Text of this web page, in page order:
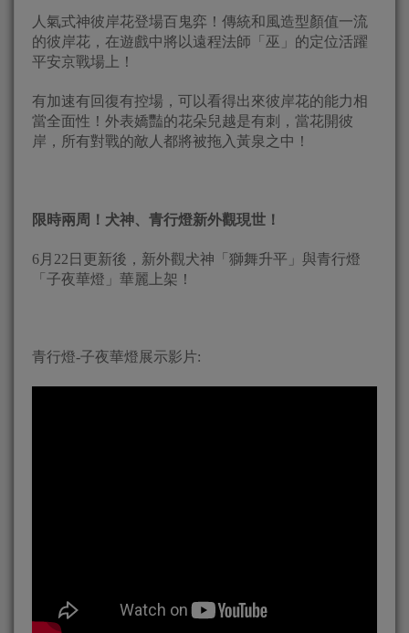
人氣式神彼岸花登場百鬼弈！傳統和風造型顏值一流
的彼岸花，在遊戲中將以遠程法師「巫」的定位活躍
平安京戰場上！
有加速有回復有控場，可以看得出來彼岸花的能力相
當全面性！外表嬌豔的花朵兒越是有刺，當花開彼
岸，所有對戰的敵人都將被拖入黃泉之中！
限時兩周！ 犬神、青行燈新外觀現世！
6月22日更新後，新外觀犬神「獅舞升平」與青行燈
「子夜華燈」華麗上架！
青行燈-子夜華燈展示影片: